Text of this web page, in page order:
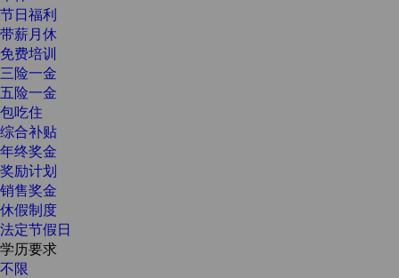
节日福利
带薪月休
免费培训
三险一金
五险一金
包吃住
综合补贴
年终奖金
奖励计划
销售奖金
休假制度
法定节假日
学历要求
不限